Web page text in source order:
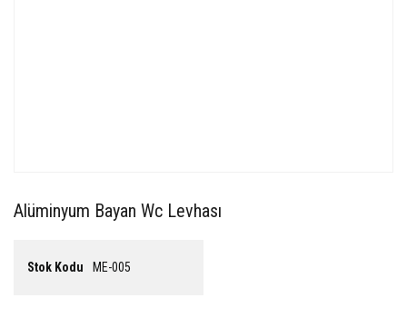
Alüminyum Bayan Wc Levhası
Stok Kodu ME-005